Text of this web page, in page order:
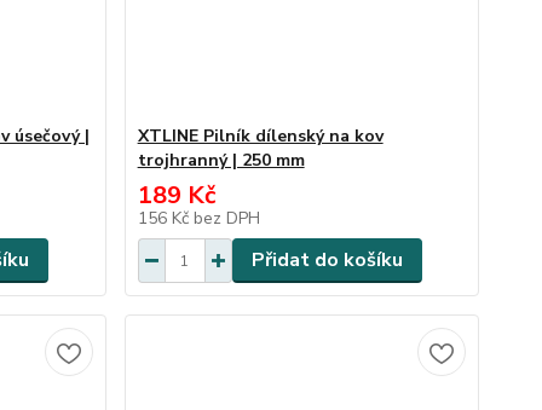
úsečový |
XTLINE Pilník dílenský na kov
trojhranný | 250 mm
189 Kč
156 Kč bez DPH
Přidat do košíku